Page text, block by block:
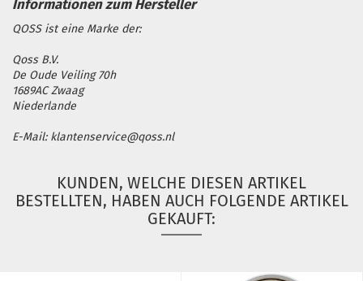
QOSS ist eine Marke der:
Qoss B.V.
De Oude Veiling 70h
1689AC Zwaag
Niederlande
E-Mail: klantenservice@qoss.nl
KUNDEN, WELCHE DIESEN ARTIKEL
BESTELLTEN, HABEN AUCH FOLGENDE ARTIKEL
GEKAUFT: